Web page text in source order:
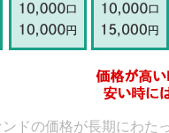
ドの価格が長期にわ